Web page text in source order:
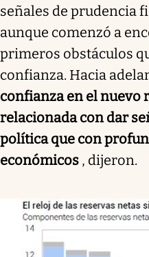
señales de prudencia
aunque comenzó a
primeros obstáculos
confianza. Hacia
confianza en el nuevo
relacionada con dar
política que con
económicos , dijeron.